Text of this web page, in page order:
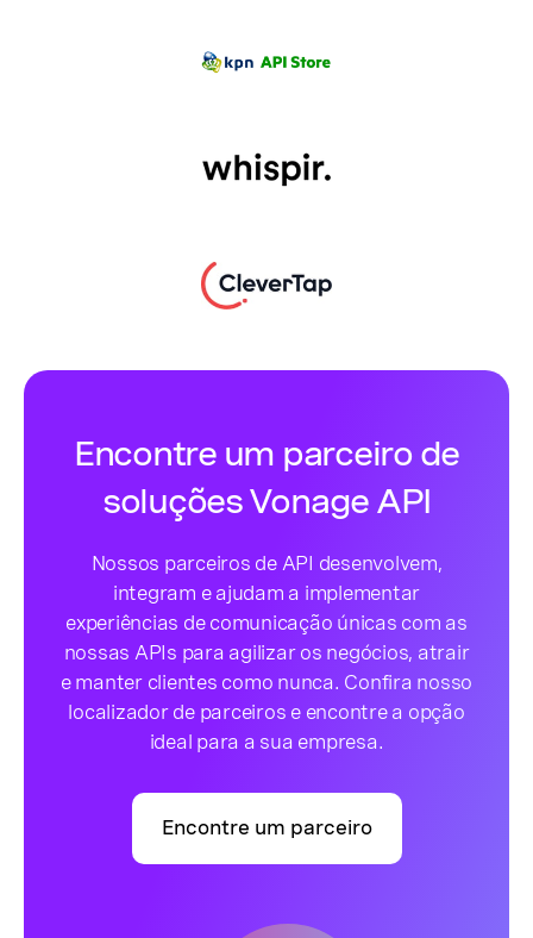
Encontre um parceiro de
soluções Vonage API
Nossos parceiros de API desenvolvem,
integram e ajudam a implementar
experiências de comunicação únicas com as
nossas APIs para agilizar os negócios, atrair
e manter clientes como nunca. Confira nosso
localizador de parceiros e encontre a opção
ideal para a sua empresa.
Encontre um parceiro